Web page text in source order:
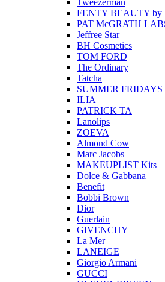
Tweezerman
FENTY BEAUTY by
PAT McGRATH
Jeffree Star
BH Cosmetics
TOM FORD
The Ordinary
Tatcha
SUMMER FRIDAYS
ILIA
PATRICK TA
Lanolips
ZOEVA
Almond Cow
Marc Jacobs
MAKEUPLIST Kits
Dolce & Gabbana
Benefit
Bobbi Brown
Dior
Guerlain
GIVENCHY
La Mer
LANEIGE
Giorgio Armani
GUCCI